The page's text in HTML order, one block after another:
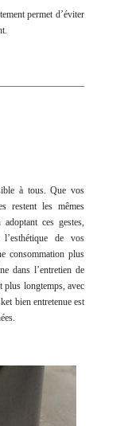
permet d’éviter
à tous. Que vos
restent les mêmes
ces gestes,
de vos
consommation plus
dans l’entretien de
plus longtemps, avec
bien entretenue est